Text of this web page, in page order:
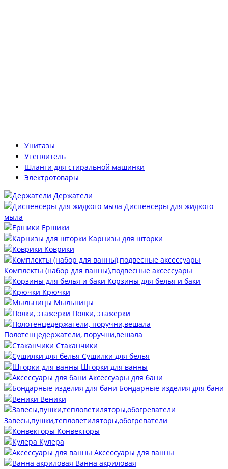
Унитазы
Утеплитель
Шланги для стиральной машинки
Электротовары
Держатели
Диспенсеры для жидкого
мыла
Ершики
Карнизы для шторки
Коврики
Комплекты (набор для ванны),подвесные аксессуары
Корзины для белья и баки
Крючки
Мыльницы
Полки, этажерки
Полотенцедержатели, поручни,вешала
Стаканчики
Сушилки для белья
Шторки для ванны
Аксессуары для бани
Бондарные изделия для бани
Веники
Завесы,пушки,тепловетиляторы,обогреватели
Конвекторы
Кулера
Аксессуары для ванны
Ванна акриловая